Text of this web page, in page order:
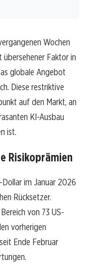
Wochen
Faktor in
globale Angebot
Diese restriktive
auf den Markt, an
KI-Ausbau
ist.
Risikoprämien
im Januar 2026
Rücksetzer.
von 73 US-
vorherigen
Ende Februar